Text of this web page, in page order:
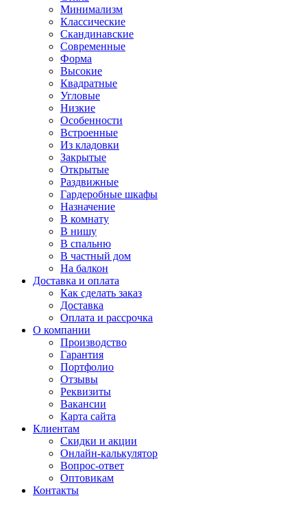
Минимализм
Классические
Скандинавские
Современные
Форма
Высокие
Квадратные
Угловые
Низкие
Особенности
Встроенные
Из кладовки
Закрытые
Открытые
Раздвижные
Гардеробные шкафы
Назначение
В комнату
В нишу
В спальню
В частный дом
На балкон
Доставка и оплата
Как сделать заказ
Доставка
Оплата и рассрочка
О компании
Производство
Гарантия
Портфолио
Отзывы
Реквизиты
Вакансии
Карта сайта
Клиентам
Скидки и акции
Онлайн-калькулятор
Вопрос-ответ
Оптовикам
Контакты